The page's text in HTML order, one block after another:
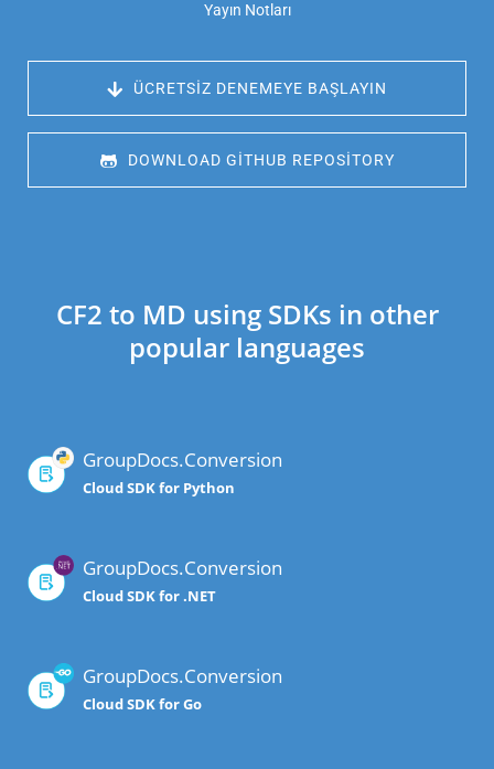
Yayın Notları
ÜCRETSIZ DENEMEYE BAŞLAYIN
DOWNLOAD GITHUB REPOSITORY
CF2 to MD using SDKs in other
popular languages
GroupDocs.Conversion
Cloud SDK for Python
GroupDocs.Conversion
Cloud SDK for .NET
GroupDocs.Conversion
Cloud SDK for Go